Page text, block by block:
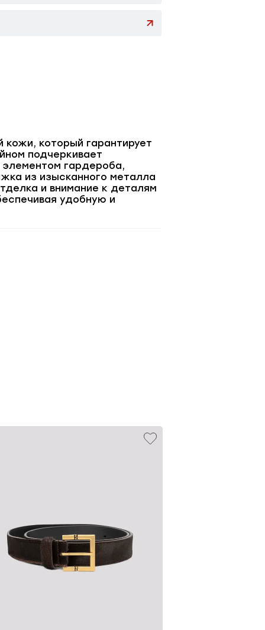
кожи, который гарантирует
подчеркивает
гардероба,
из изысканного металла
и внимание к деталям
удобную и